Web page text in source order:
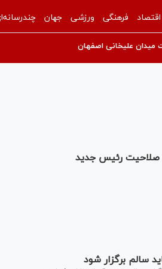
اقتصاد فرهنگی ورزشی جهان
میدان علیخانی اصفهان
صلاحیت رئیس جدید
سالم برگزار شود